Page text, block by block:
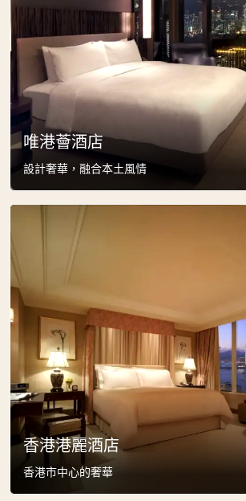
唯港薈酒店
設計奢華，融合本土風情
香港港麗酒店
香港市中心的奢華